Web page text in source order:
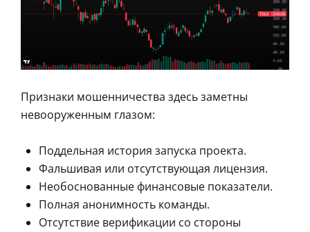
Признаки мошенничества здесь заметны
невооруженным глазом:
Поддельная история запуска проекта.
Фальшивая или отсутствующая лицензия.
Необоснованные финансовые показатели.
Полная анонимность команды.
Отсутствие верификации со стороны